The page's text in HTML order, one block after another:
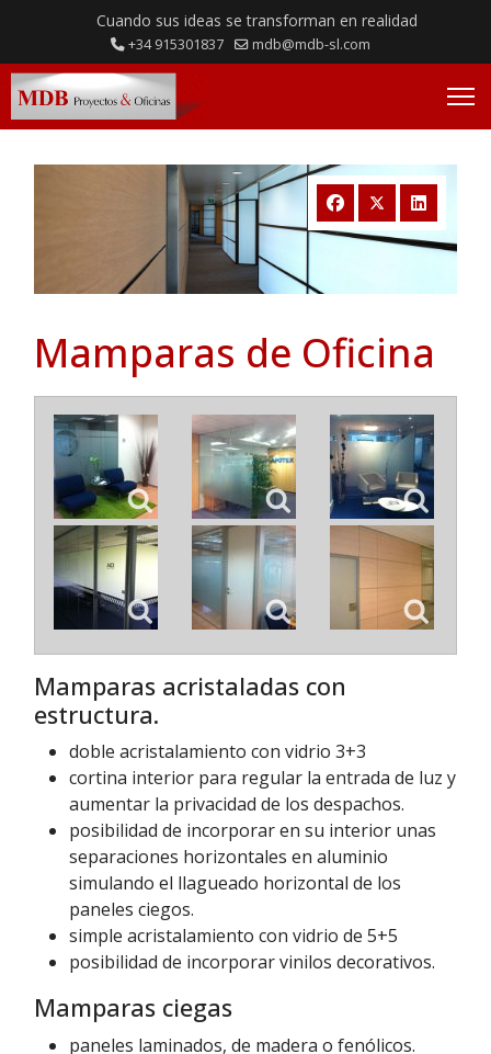
Cuando sus ideas se transforman en realidad
+34 915301837 mdb@mdb-sl.com
Mamparas de Oficina
Mamparas acristaladas con
estructura.
doble acristalamiento con vidrio 3+3
cortina interior para regular la entrada de luz y
aumentar la privacidad de los despachos.
posibilidad de incorporar en su interior unas
separaciones horizontales en aluminio
simulando el llagueado horizontal de los
paneles ciegos.
simple acristalamiento con vidrio de 5+5
posibilidad de incorporar vinilos decorativos.
Mamparas ciegas
paneles laminados, de madera o fenólicos.